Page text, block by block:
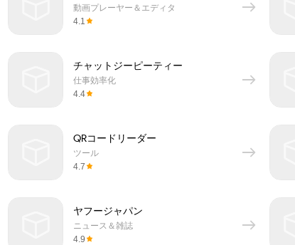
動画プレーヤー＆エディタ
4.1
チャットジーピーティー
仕事効率化
4.4
QRコードリーダー
ツール
4.7
ヤフージャパン
ニュース＆雑誌
4.9